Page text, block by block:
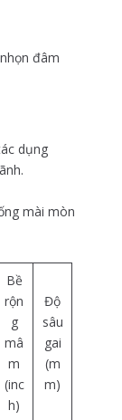
đâm
dụng
mài mòn
Bề
rộn
g
mâ
m
(inc
h)
Độ
sâu
gai
(m
m)